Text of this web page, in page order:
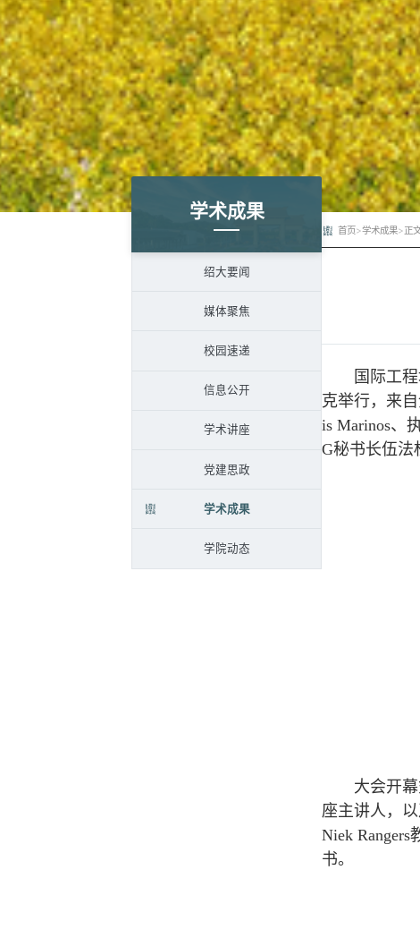
学术成果
绍大要闻
媒体聚焦
校园速递
信息公开
学术讲座
党建思政
学术成果
学院动态
首页>学术成果>正
国际工程地
克举行，来
is Marinos、
G秘书长伍法
大会开幕式
座主讲人，
Niek
书。